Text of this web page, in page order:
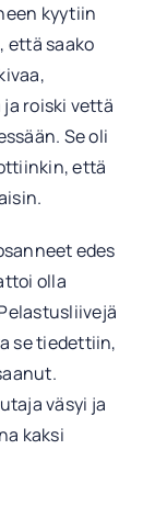
kyytiin
että saako
roiski vettä
Se oli
että
edes
olla
se tiedettiin,
väsyi ja
kaksi